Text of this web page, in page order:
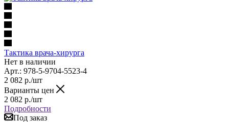
Тактика врача-хирурга
Нет в наличии
Арт.: 978-5-9704-5523-4
2 082 р./шт
Варианты цен
2 082 р./шт
Подробности
Под заказ